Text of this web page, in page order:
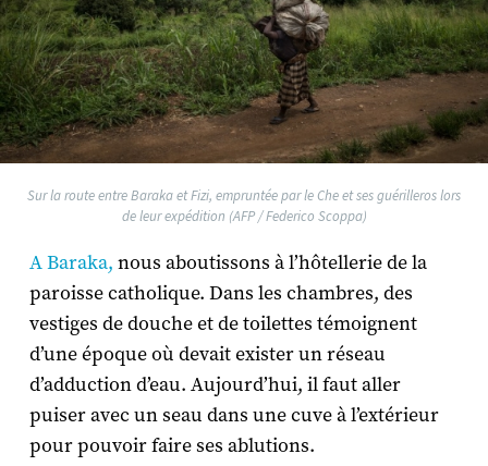
Sur la route entre Baraka et Fizi, empruntée par le Che et ses guérilleros lors
de leur expédition (AFP / Federico Scoppa)
A Baraka, nous aboutissons à l’hôtellerie de la
paroisse catholique. Dans les chambres, des
vestiges de douche et de toilettes témoignent
d’une époque où devait exister un réseau
d’adduction d’eau. Aujourd’hui, il faut aller
puiser avec un seau dans une cuve à l’extérieur
pour pouvoir faire ses ablutions.